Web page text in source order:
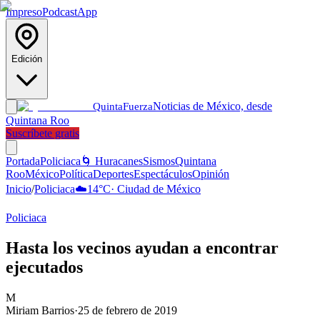
ImpresoPodcastApp
Edición
QuintaFuerzaNoticias de México, desde
Quintana Roo
Suscríbete gratis
PortadaPoliciaca 🌀 HuracanesSismosQuintana
RooMéxicoPolíticaDeportesEspectáculosOpinión
Inicio/Policiaca☁️14°C· Ciudad de México
Policiaca
Hasta los vecinos ayudan a encontrar
ejecutados
M
Miriam Barrios·25 de febrero de 2019